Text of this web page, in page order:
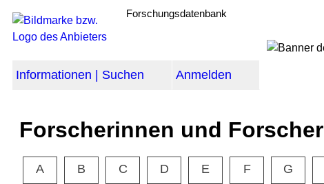
Forschungsdatenbank
Informationen | Suchen Anmelden
Forscherinnen und Forscher
A B C D E F G